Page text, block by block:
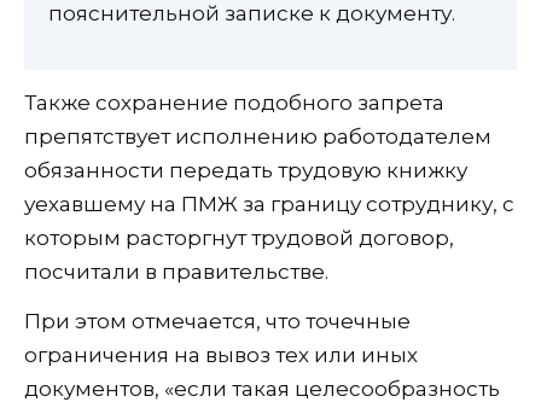
пояснительной записке к документу.
Также сохранение подобного запрета
препятствует исполнению работодателем
обязанности передать трудовую книжку
уехавшему на ПМЖ за границу сотруднику, с
которым расторгнут трудовой договор,
посчитали в правительстве.
При этом отмечается, что точечные
ограничения на вывоз тех или иных
документов, «если такая целесообразность